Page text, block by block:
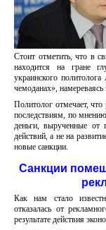
Стоит отметить, что в
находится на гране
украинского
чемоданах», намереваясь
Политолог отмечает,
последствиям, по
деньги, вырученные от
действий, а не на
новые санкции.
Санкции
Как нам стало
отказалась от
результате действия